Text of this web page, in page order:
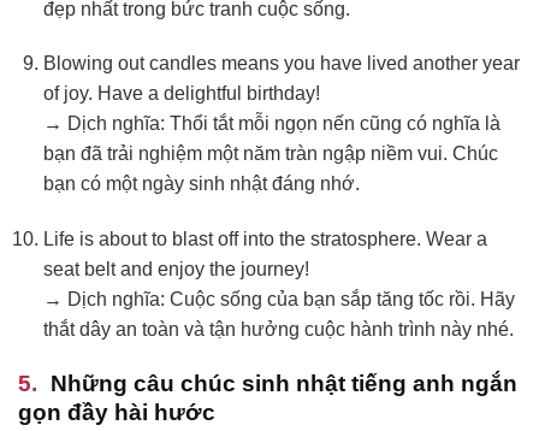
đẹp nhất trong bức tranh cuộc sống.
Blowing out candles means you have lived another year
of joy. Have a delightful birthday!
→ Dịch nghĩa: Thổi tắt mỗi ngọn nến cũng có nghĩa là
bạn đã trải nghiệm một năm tràn ngập niềm vui. Chúc
bạn có một ngày sinh nhật đáng nhớ.
Life is about to blast off into the stratosphere. Wear a
seat belt and enjoy the journey!
→ Dịch nghĩa: Cuộc sống của bạn sắp tăng tốc rồi. Hãy
thắt dây an toàn và tận hưởng cuộc hành trình này nhé.
Những câu chúc sinh nhật tiếng anh ngắn
gọn đầy hài hước